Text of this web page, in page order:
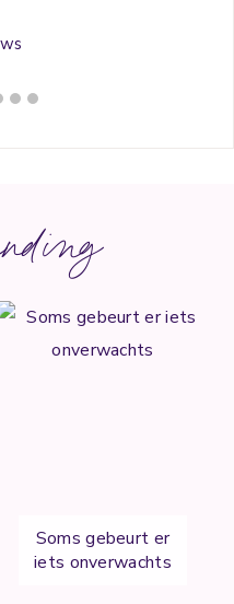
Soms gebeurt er
iets onverwachts